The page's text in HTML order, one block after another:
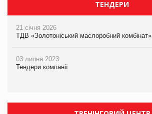
ТЕНДЕРИ
21 січня 2026
ТДВ «Золотоніський маслоробний комбінат»
03 липня 2023
Тендери компанії